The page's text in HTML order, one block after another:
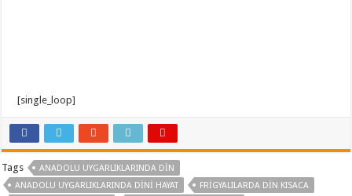
[single_loop]
Tags
ANADOLU UYGARLIKLARINDA DIN
ANADOLU UYGARLIKLARINDA DINI HAYAT
FRIGYALILARDA DIN KISACA